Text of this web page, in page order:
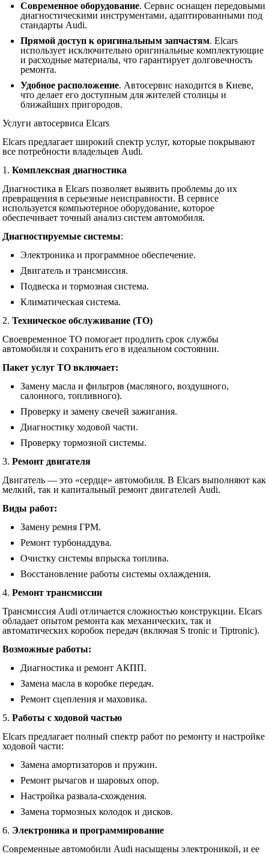
Современное оборудование. Сервис оснащен передовыми
диагностическими инструментами, адаптированными под
стандарты Audi.
Прямой доступ к оригинальным запчастям. Elcars
использует исключительно оригинальные комплектующие
и расходные материалы, что гарантирует долговечность
ремонта.
Удобное расположение. Автосервис находится в Киеве,
что делает его доступным для жителей столицы и
ближайших пригородов.
Услуги автосервиса Elcars
Elcars предлагает широкий спектр услуг, которые покрывают
все потребности владельцев Audi.
1.Комплексная диагностика
Диагностика в Elcars позволяет выявить проблемы до их
превращения в серьезные неисправности. В сервисе
используется компьютерное оборудование, которое
обеспечивает точный анализ систем автомобиля.
Диагностируемые системы:
Электроника и программное обеспечение.
Двигатель и трансмиссия.
Подвеска и тормозная система.
Климатическая система.
2.Техническое обслуживание (ТО)
Своевременное ТО помогает продлить срок службы
автомобиля и сохранить его в идеальном состоянии.
Пакет услуг ТО включает:
Замену масла и фильтров (масляного, воздушного,
салонного, топливного).
Проверку и замену свечей зажигания.
Диагностику ходовой части.
Проверку тормозной системы.
3.Ремонт двигателя
Двигатель — это «сердце» автомобиля. В Elcars выполняют как
мелкий, так и капитальный ремонт двигателей Audi.
Виды работ:
Замену ремня ГРМ.
Ремонт турбонаддува.
Очистку системы впрыска топлива.
Восстановление работы системы охлаждения.
4.Ремонт трансмиссии
Трансмиссия Audi отличается сложностью конструкции. Elcars
обладает опытом ремонта как механических, так и
автоматических коробок передач (включая S tronic и Tiptronic).
Возможные работы:
Диагностика и ремонт АКПП.
Замена масла в коробке передач.
Ремонт сцепления и маховика.
5.Работы с ходовой частью
Elcars предлагает полный спектр работ по ремонту и настройке
ходовой части:
Замена амортизаторов и пружин.
Ремонт рычагов и шаровых опор.
Настройка развала-схождения.
Замена тормозных колодок и дисков.
6. Электроника и программирование
Современные автомобили Audi насыщены электроникой, и ее